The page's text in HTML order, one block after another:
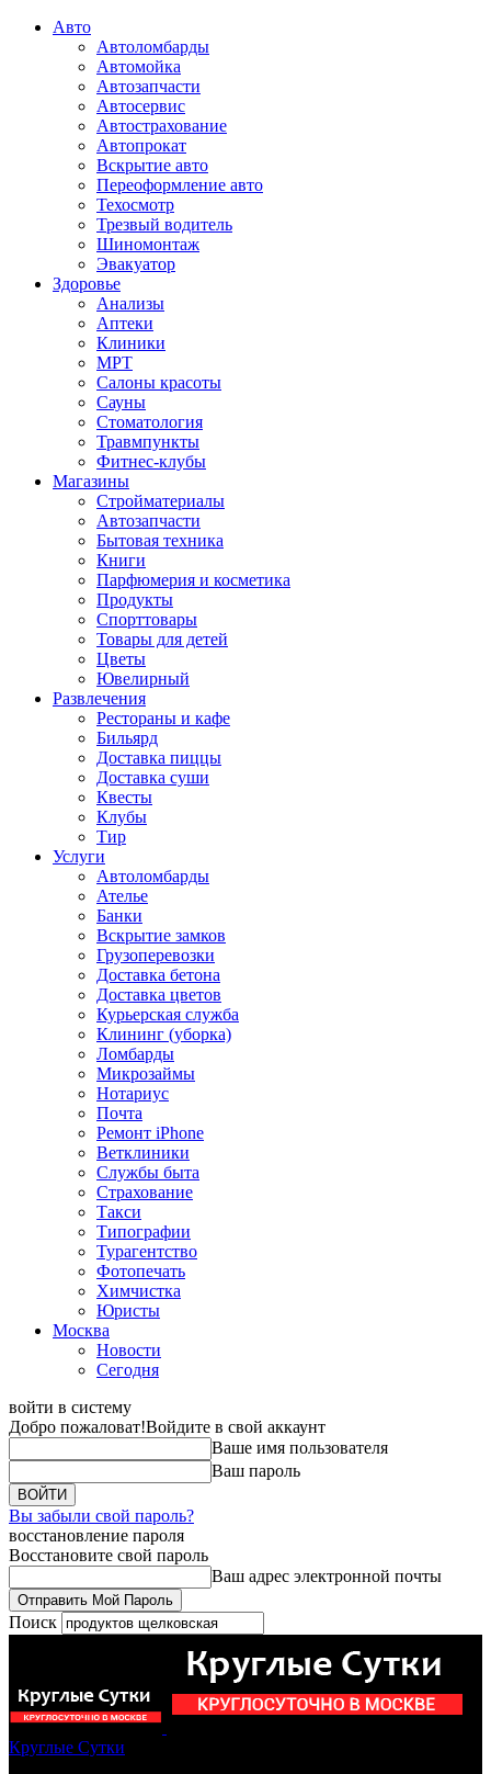
Авто
Автоломбарды
Автомойка
Автозапчасти
Автосервис
Автострахование
Автопрокат
Вскрытие авто
Переоформление авто
Техосмотр
Трезвый водитель
Шиномонтаж
Эвакуатор
Здоровье
Анализы
Аптеки
Клиники
МРТ
Салоны красоты
Сауны
Стоматология
Травмпункты
Фитнес-клубы
Магазины
Стройматериалы
Автозапчасти
Бытовая техника
Книги
Парфюмерия и косметика
Продукты
Спорттовары
Товары для детей
Цветы
Ювелирный
Развлечения
Рестораны и кафе
Бильярд
Доставка пиццы
Доставка суши
Квесты
Клубы
Тир
Услуги
Автоломбарды
Ателье
Банки
Вскрытие замков
Грузоперевозки
Доставка бетона
Доставка цветов
Курьерская служба
Клининг (уборка)
Ломбарды
Микрозаймы
Нотариус
Почта
Ремонт iPhone
Ветклиники
Службы быта
Страхование
Такси
Типографии
Турагентство
Фотопечать
Химчистка
Юристы
Москва
Новости
Сегодня
войти в систему
Добро пожаловат!Войдите в свой аккаунт
Ваше имя пользователя
Ваш пароль
Вы забыли свой пароль?
восстановление пароля
Восстановите свой пароль
Ваш адрес электронной почты
Поиск
Круглые Сутки